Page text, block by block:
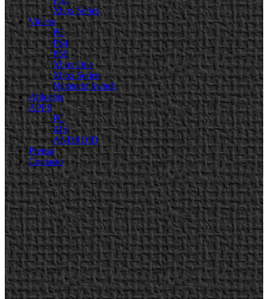
Xbox Series
Videos
PC
PS4
PS5
Xbox One
Xbox Series
Nintendo Switch
Artículos
APPS
PC
iOS
ANDROID
Prensa
Contacto